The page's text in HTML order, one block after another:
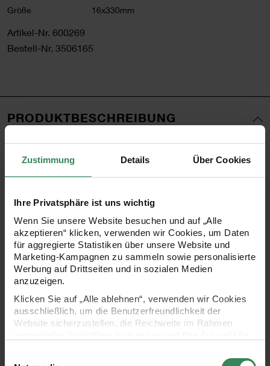
Zustimmung Details Über Cookies
Ihre Privatsphäre ist uns wichtig
Wenn Sie unsere Website besuchen und auf „Alle
akzeptieren“ klicken, verwenden wir Cookies, um Daten
für aggregierte Statistiken über unsere Website und
Marketing-Kampagnen zu sammeln sowie personalisierte
Werbung auf Drittseiten und in sozialen Medien
anzuzeigen.
Klicken Sie auf „Alle ablehnen“, verwenden wir Cookies
ausschließlich, um die Benutzerfreundlichkeit der
Website sicherzustellen, die Reichweite im Rahmen
Größe
16x330mm
Artikel-Nr. 600269
Bestell-Nr. 3506165
PRODUKTBESCHREIBUNG
Mithilfe dieser pastellfarbenen Ripsbänder lassen sich
coole Kombinationen der Ponii Beads perfekt in Szene
Knoten oder mit einem coolen Verschluss verschließen.
Durch die langen Enden der Armbänder erhalten Sie einen
mega Festivallook. Lassen Sie Ihrer Kreativität freien Lauf!
- coole Ripsband Armbänder, perfekt geeignet für Ponii
Beads
- verschmolzene Ripsbandenden, sodass sich die Bänder